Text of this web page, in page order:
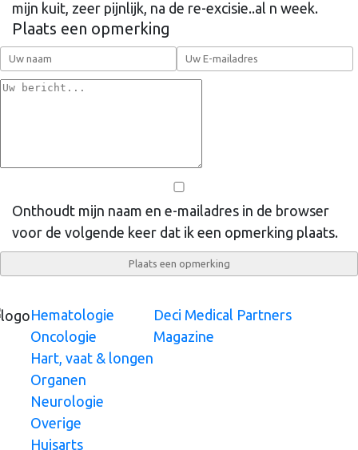
mijn kuit, zeer pijnlijk, na de re-excisie..al n week.
Plaats een opmerking
Onthoudt mijn naam en e-mailadres in de browser
voor de volgende keer dat ik een opmerking plaats.
Hematologie
Oncologie
Hart, vaat & longen
Organen
Neurologie
Overige
Huisarts
Deci Medical Partners
Magazine